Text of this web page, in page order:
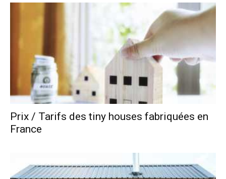
Prix / Tarifs des tiny houses fabriquées en
France